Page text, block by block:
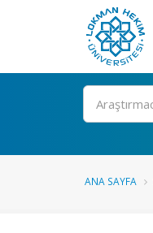
Ara
ANA SAYFA